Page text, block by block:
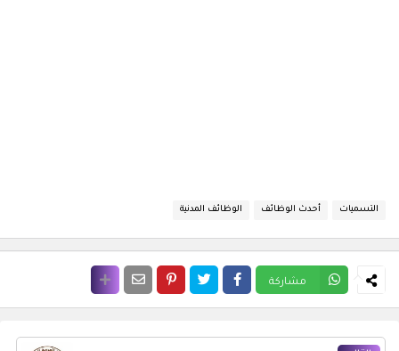
التسميات أحدث الوظائف الوظائف المدنية
مشاركة